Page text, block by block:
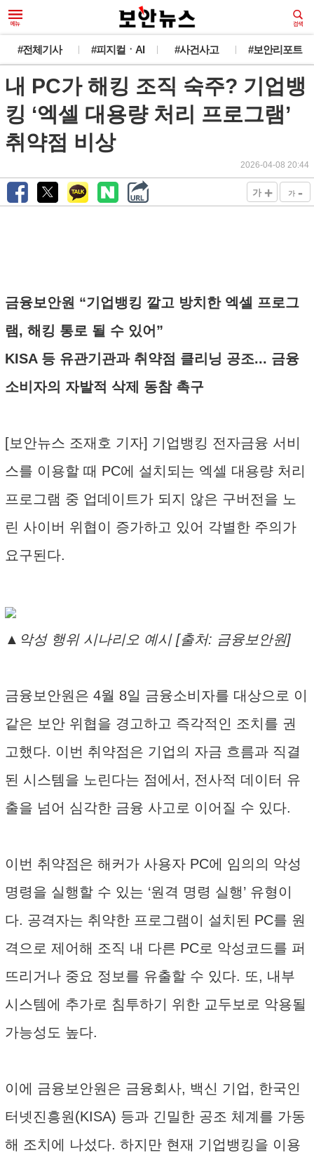
#전체기사 #피지컬ㆍAI #사건사고 #보안리포트
내 PC가 해킹 조직 숙주? 기업뱅
킹 ‘엑셀 대용량 처리 프로그램’
취약점 비상
2026-04-08 20:44
가 + 가 -
금융보안원 “기업뱅킹 깔고 방치한 엑셀 프로그
램, 해킹 통로 될 수 있어”
KISA 등 유관기관과 취약점 클리닝 공조... 금융
소비자의 자발적 삭제 동참 촉구
[보안뉴스 조재호 기자] 기업뱅킹 전자금융 서비
스를 이용할 때 PC에 설치되는 엑셀 대용량 처리
프로그램 중 업데이트가 되지 않은 구버전을 노
린 사이버 위협이 증가하고 있어 각별한 주의가
요구된다.
▲악성 행위 시나리오 예시 [출처: 금융보안원]
금융보안원은 4월 8일 금융소비자를 대상으로 이
같은 보안 위협을 경고하고 즉각적인 조치를 권
고했다. 이번 취약점은 기업의 자금 흐름과 직결
된 시스템을 노린다는 점에서, 전사적 데이터 유
출을 넘어 심각한 금융 사고로 이어질 수 있다.
이번 취약점은 해커가 사용자 PC에 임의의 악성
명령을 실행할 수 있는 ‘원격 명령 실행’ 유형이
다. 공격자는 취약한 프로그램이 설치된 PC를 원
격으로 제어해 조직 내 다른 PC로 악성코드를 퍼
뜨리거나 중요 정보를 유출할 수 있다. 또, 내부
시스템에 추가로 침투하기 위한 교두보로 악용될
가능성도 높다.
이에 금융보안원은 금융회사, 백신 기업, 한국인
터넷진흥원(KISA) 등과 긴밀한 공조 체계를 가동
해 조치에 나섰다. 하지만 현재 기업뱅킹을 이용